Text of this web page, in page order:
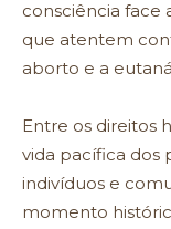
consciência face
que atentem
aborto e a
Entre os direitos
vida pacífica dos
indivíduos e
momento